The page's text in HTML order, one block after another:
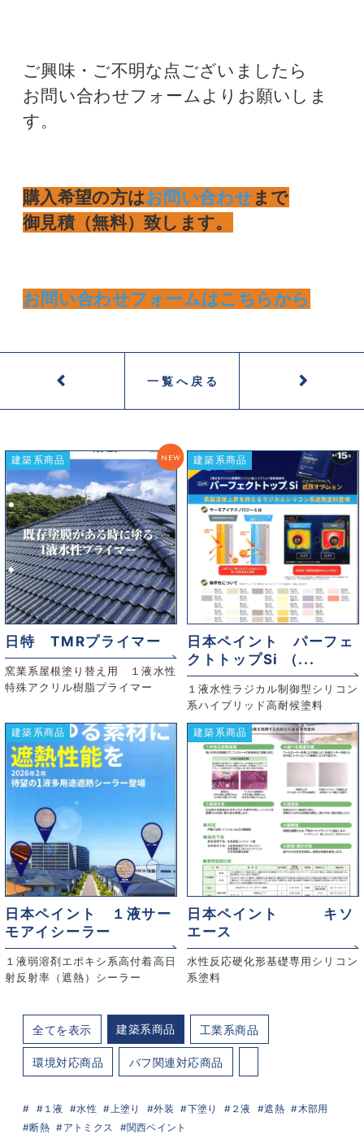
ご興味・ご不明な点ございましたら
お問い合わせフォームよりお願いしま
す。
購入希望の方はお問い合わせ まで
御見積（無料）致します。
お問い合わせフォームはこちらから
一覧へ戻る
NEW
建築系商品
日特 TMRプライマー
窯業系屋根塗り替え用 １液水性
特殊アクリル樹脂プライマー
建築系商品
日本ペイント パーフェ
クトトップSi （...
１液水性ラジカル制御型シリコン
系ハイブリッド高耐候塗料
建築系商品
日本ペイント １液サー
モアイシーラー
１液弱溶剤エポキシ系高付着高日
射反射率（遮熱）シーラー
建築系商品
日本ペイント キソ
エース
水性反応硬化形基礎専用シリコン
系塗料
全てを表示 建築系商品 工業系商品
環境対応商品 バフ関連対応商品
１液 水性 上塗り 外装 下塗り ２液 遮熱
木部用
断熱
アトミクス
関西ペイント